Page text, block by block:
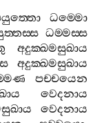
ධම‍්මො
ධම‍්මස‍්ස
අදුක‍්ඛමසුඛාය
අදුක‍්ඛමසුඛාය
පච‍්චයෙන
වෙදනාය
වෙදනාය